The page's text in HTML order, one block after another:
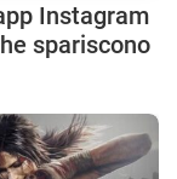
Instagram
spariscono